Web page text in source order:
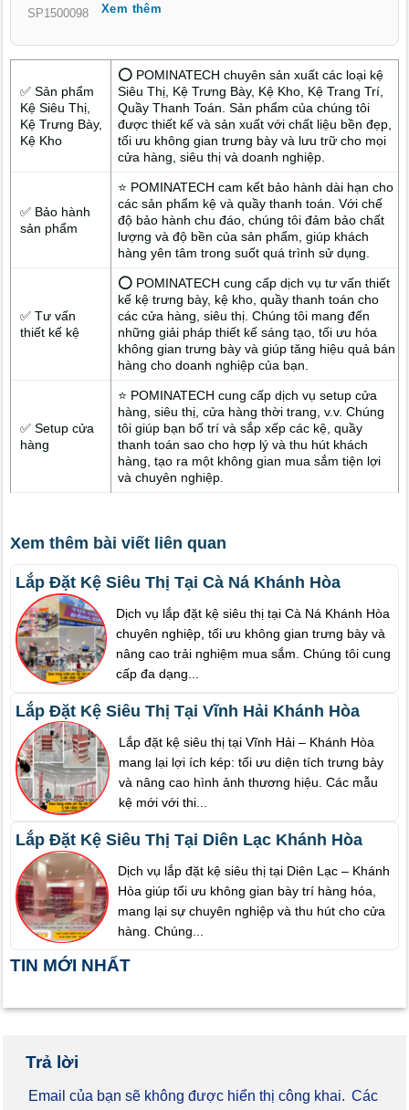
còn góp phần tăng doanh thu và giữ chân khách hàng lâu dài.
SP1500098 Xem thêm
✅ Sản phẩm
Kệ Siêu Thị,
Kệ Trưng Bày,
Kệ Kho
⭕ POMINATECH chuyên sản xuất các loại kệ
Siêu Thị, Kệ Trưng Bày, Kệ Kho, Kệ Trang Trí,
Quầy Thanh Toán. Sản phẩm của chúng tôi
được thiết kế và sản xuất với chất liệu bền đẹp,
tối ưu không gian trưng bày và lưu trữ cho mọi
cửa hàng, siêu thị và doanh nghiệp.
✅ Bảo hành
sản phẩm
⭐ POMINATECH cam kết bảo hành dài hạn cho
các sản phẩm kệ và quầy thanh toán. Với chế
độ bảo hành chu đáo, chúng tôi đảm bảo chất
lượng và độ bền của sản phẩm, giúp khách
hàng yên tâm trong suốt quá trình sử dụng.
✅ Tư vấn
thiết kế kệ
⭕ POMINATECH cung cấp dịch vụ tư vấn thiết
kế kệ trưng bày, kệ kho, quầy thanh toán cho
các cửa hàng, siêu thị. Chúng tôi mang đến
những giải pháp thiết kế sáng tạo, tối ưu hóa
không gian trưng bày và giúp tăng hiệu quả bán
hàng cho doanh nghiệp của bạn.
✅ Setup cửa
hàng
⭐ POMINATECH cung cấp dịch vụ setup cửa
hàng, siêu thị, cửa hàng thời trang, v.v. Chúng
tôi giúp bạn bố trí và sắp xếp các kệ, quầy
thanh toán sao cho hợp lý và thu hút khách
hàng, tạo ra một không gian mua sắm tiện lợi
và chuyên nghiệp.
Xem thêm bài viết liên quan
Lắp Đặt Kệ Siêu Thị Tại Cà Ná Khánh Hòa
Dịch vụ lắp đặt kệ siêu thị tại Cà Ná Khánh Hòa
chuyên nghiệp, tối ưu không gian trưng bày và
nâng cao trải nghiệm mua sắm. Chúng tôi cung
cấp đa dạng...
Lắp Đặt Kệ Siêu Thị Tại Vĩnh Hải Khánh Hòa
Lắp đặt kệ siêu thị tại Vĩnh Hải – Khánh Hòa
mang lại lợi ích kép: tối ưu diện tích trưng bày
và nâng cao hình ảnh thương hiệu. Các mẫu
kệ mới với thi...
Lắp Đặt Kệ Siêu Thị Tại Diên Lạc Khánh Hòa
Dịch vụ lắp đặt kệ siêu thị tại Diên Lạc – Khánh
Hòa giúp tối ưu không gian bày trí hàng hóa,
mang lại sự chuyên nghiệp và thu hút cho cửa
hàng. Chúng...
TIN MỚI NHẤT
Trả lời
Email của bạn sẽ không được hiển thị công khai. Các